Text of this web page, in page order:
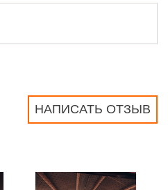
НАПИСАТЬ ОТЗЫВ